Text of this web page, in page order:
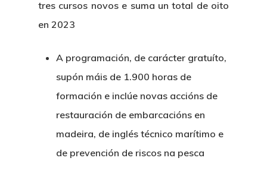
tres cursos novos e suma un total de oito
en 2023
A programación, de carácter gratuíto,
supón máis de 1.900 horas de
formación e inclúe novas accións de
restauración de embarcacións en
madeira, de inglés técnico marítimo e
de prevención de riscos na pesca